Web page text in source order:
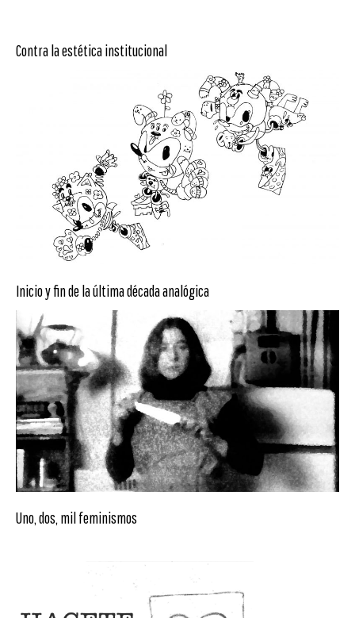
Contra la estética institucional
Inicio y fin de la última década analógica
Uno, dos, mil feminismos